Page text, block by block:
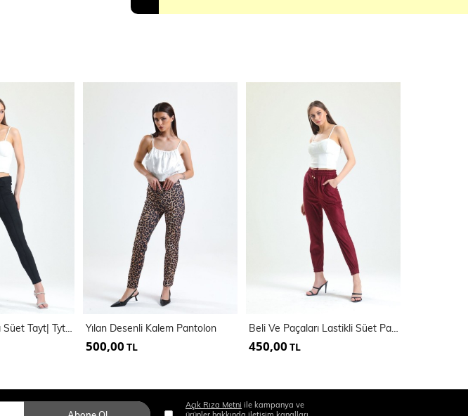
Kemerli Dar Paça Süet Tayt| Tyt32569 Yılan Desenli Kalem Pantolon
500,00 TL
Beli Ve Paçaları Lastikli Süet Pantolon | PNT33895
450,00 TL
Açık Rıza Metni ile kampanya ve